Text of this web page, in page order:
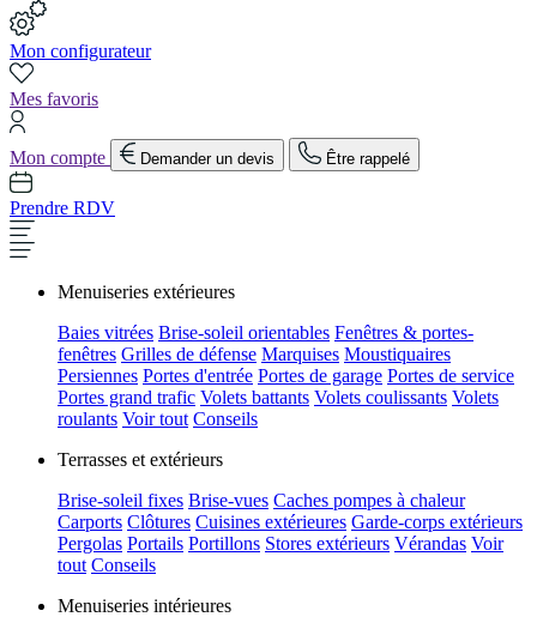
Mon configurateur
Mes favoris
Mon compte Demander un devis Être rappelé
Prendre RDV
Menuiseries extérieures
Baies vitrées Brise-soleil orientables Fenêtres & portes-
fenêtres Grilles de défense Marquises Moustiquaires
Persiennes Portes d'entrée Portes de garage Portes de service
Portes grand trafic Volets battants Volets coulissants Volets
roulants Voir tout Conseils
Terrasses et extérieurs
Brise-soleil fixes Brise-vues Caches pompes à chaleur
Carports Clôtures Cuisines extérieures Garde-corps extérieurs
Pergolas Portails Portillons Stores extérieurs Vérandas Voir
tout Conseils
Menuiseries intérieures